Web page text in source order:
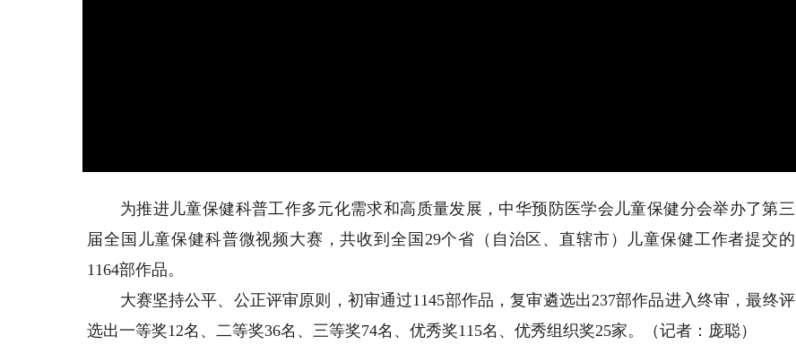
为推进儿童保健科普工作多元化需求和高质量发展，中华预防医学会儿童保健分会举办了第三
届全国儿童保健科普微视频大赛，共收到全国29个省（自治区、直辖市）儿童保健工作者提交的
1164部作品。
大赛坚持公平、公正评审原则，初审通过1145部作品，复审遴选出237部作品进入终审，最终评
选出一等奖12名、二等奖36名、三等奖74名、优秀奖115名、优秀组织奖25家。（记者：庞聪）